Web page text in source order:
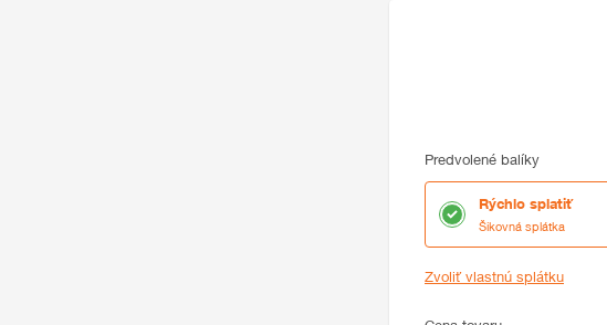
Predvolené balíky
Rýchlo splatiť
Šikovná splátka
Zvoliť vlastnú splátku